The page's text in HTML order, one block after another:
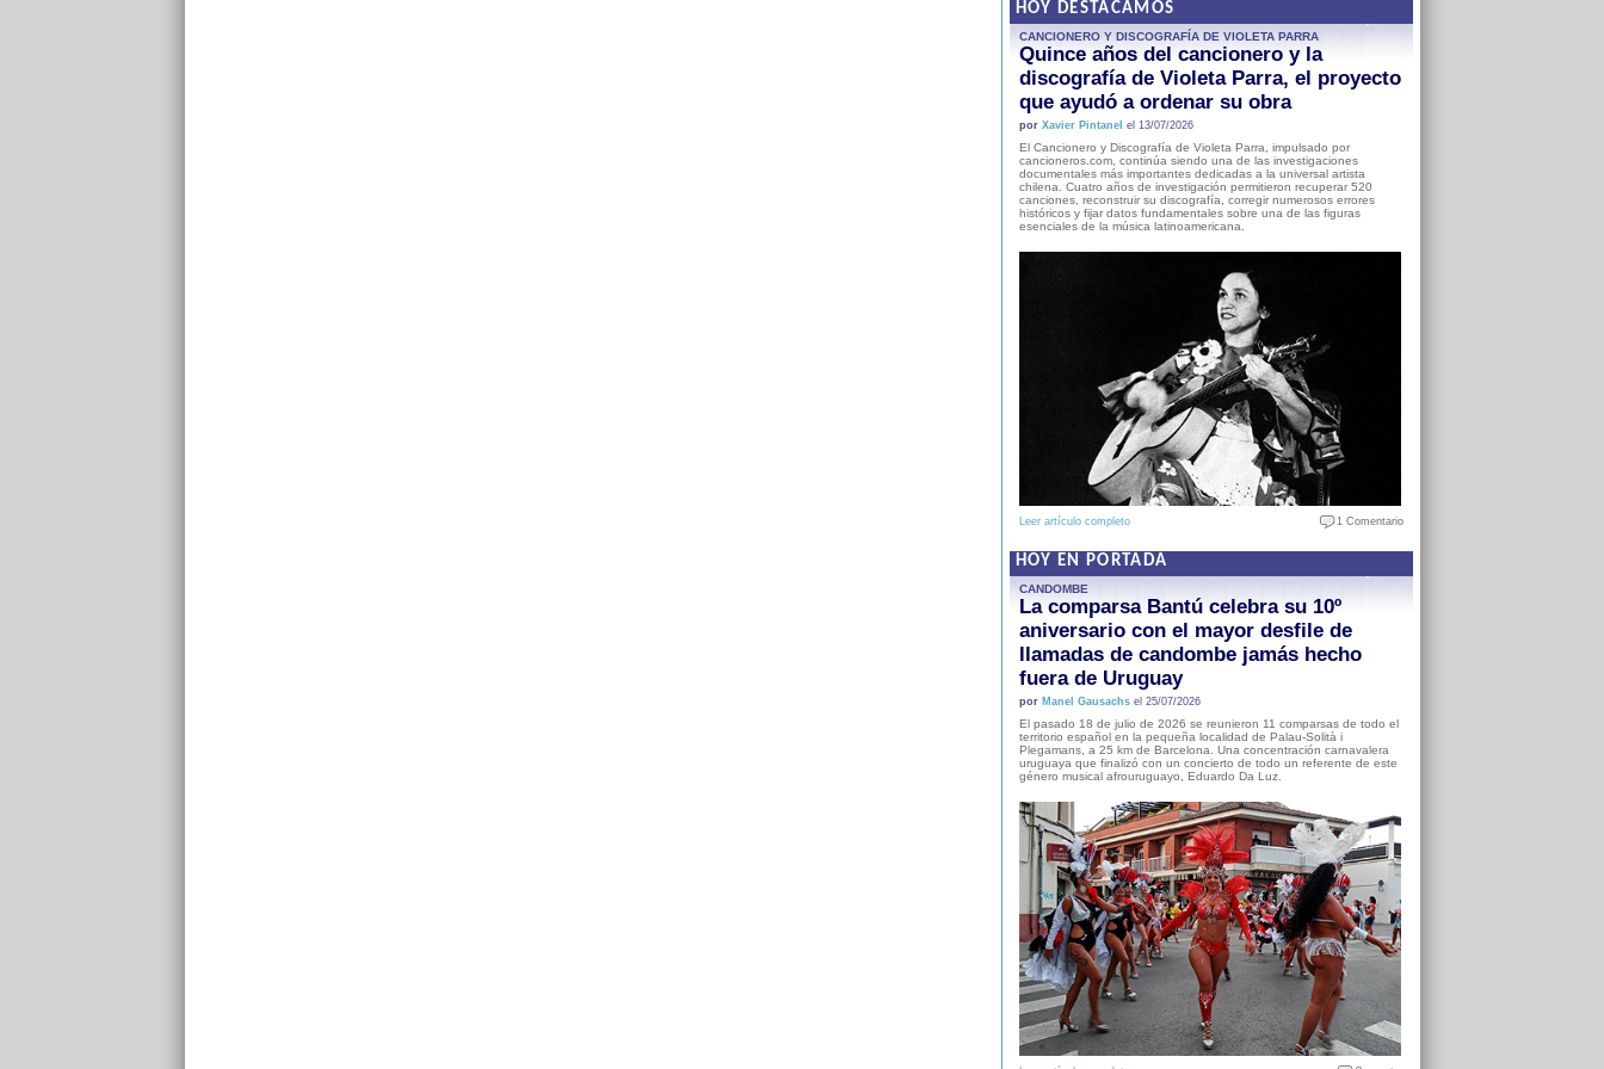
HOY DESTACAMOS
CANCIONERO Y DISCOGRAFÍA DE VIOLETA PARRA
Quince años del cancionero y la
discografía de Violeta Parra, el proyecto
que ayudó a ordenar su obra
por Xavier Pintanel el 13/07/2026
El Cancionero y Discografía de Violeta Parra, impulsado por
cancioneros.com, continúa siendo una de las investigaciones
documentales más importantes dedicadas a la universal artista
chilena. Cuatro años de investigación permitieron recuperar 520
canciones, reconstruir su discografía, corregir numerosos errores
históricos y fijar datos fundamentales sobre una de las figuras
esenciales de la música latinoamericana.
Leer artículo completo 1 Comentario
HOY EN PORTADA
CANDOMBE
La comparsa Bantú celebra su 10º
aniversario con el mayor desfile de
llamadas de candombe jamás hecho
fuera de Uruguay
por Manel Gausachsel 25/07/2026
El pasado 18 de julio de 2026 se reunieron 11 comparsas de todo el
territorio español en la pequeña localidad de Palau-Solità i
Plegamans, a 25 km de Barcelona. Una concentración carnavalera
uruguaya que finalizó con un concierto de todo un referente de este
género musical afrouruguayo, Eduardo Da Luz.